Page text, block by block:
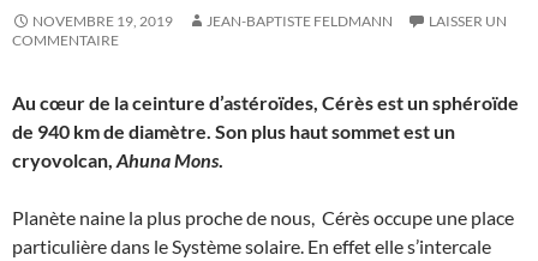
NOVEMBRE 19, 2019 JEAN-BAPTISTE FELDMANN
LAISSER UN
COMMENTAIRE
Au cœur de la ceinture d’astéroïdes, Cérès est un sphéroïde
de 940 km de diamètre. Son plus haut sommet est un
cryovolcan, Ahuna Mons.
Planète naine la plus proche de nous, Cérès occupe une place
particulière dans le Système solaire. En effet elle s’intercale